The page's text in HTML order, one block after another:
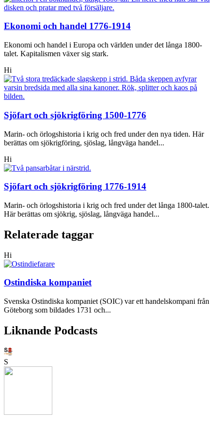
Ekonomi och handel 1776-1914
Ekonomi och handel i Europa och världen under det långa 1800-
talet. Kapitalismen växer sig stark.
Hi
Sjöfart och sjökrigföring 1500-1776
Marin- och örlogshistoria i krig och fred under den nya tiden. Här
berättas om sjökrigföring, sjöslag, långväga handel...
Hi
Sjöfart och sjökrigföring 1776-1914
Marin- och örlogshistoria i krig och fred under det långa 1800-talet.
Här berättas om sjökrig, sjöslag, långväga handel...
Relaterade taggar
Hi
Ostindiska kompaniet
Svenska Ostindiska kompaniet (SOIC) var ett handelskompani från
Göteborg som bildades 1731 och...
Liknande Podcasts
S